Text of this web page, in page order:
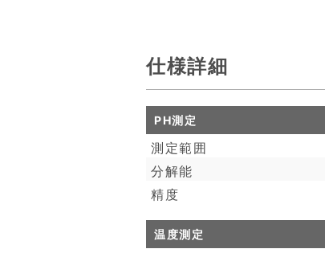
仕様詳細
PH測定
測定範囲
分解能
精度
温度測定